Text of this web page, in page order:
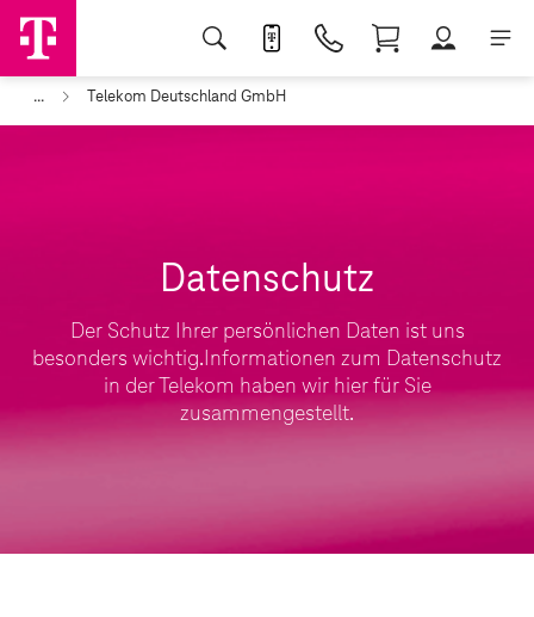
... Telekom Deutschland GmbH
Datenschutz
Der Schutz Ihrer persönlichen Daten ist uns
besonders wichtig.Informationen zum Datenschutz
in der Telekom haben wir hier für Sie
zusammengestellt.